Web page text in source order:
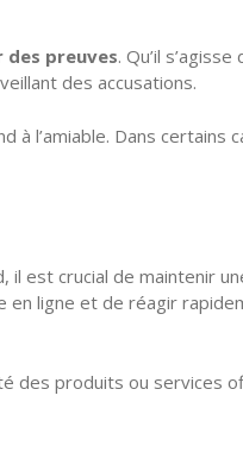
des preuves. Qu’il
des accusations.
à l’amiable. Dans certains
est crucial de maintenir
ligne et de réagir
des produits ou services